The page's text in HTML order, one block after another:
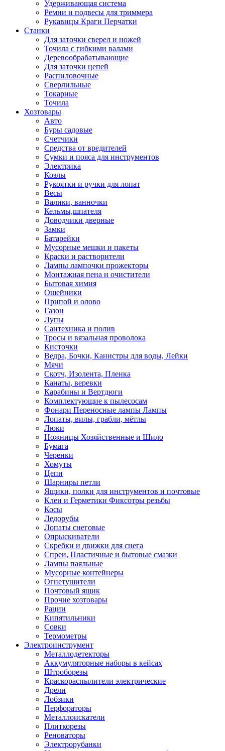
Удерживающая система
Ремни и подвесы для триммера
Рукавицы Краги Перчатки
Станки
Для заточки сверел и ножей
Точила с гибкими валами
Деревообрабатывающие
Для заточки цепей
Распиловочные
Сверлильные
Токарные
Точила
Хозтовары
Авто
Буры садовые
Счетчики
Средства от вредителей
Сумки и пояса для инструментов
Электрика
Козлы
Рукоятки и ручки для лопат
Весы
Валики, ванночки
Кельмы,шпателя
Доводчики дверные
Замки
Батарейки
Мусорные мешки и пакеты
Краски и растворители
Лампы лампочки прожекторы
Монтажная пена и очистители
Бытовая химия
Ошейники
Припой и олово
Газон
Лупы
Сантехника и полив
Тросы и вязальная проволока
Кисточки
Ведра, Бочки, Канистры для воды, Лейки
Мячи
Скотч, Изолента, Пленка
Канаты, веревки
Карабины и Вертдюги
Комплектующие к пылесосам
Фонари Переносные лампы Лампы
Лопаты, вилы, грабли, мётлы
Люки
Ножницы Хозяйственные и Шило
Бумага
Черенки
Хомуты
Цепи
Шарниры петли
Ящики, полки для инструментов и почтовые
Клеи и Герметики Фиксотры резьбы
Косы
Ледорубы
Лопаты снеговые
Опрыскиватели
Скребки и движки для снега
Спреи, Пластичные и бытовые смазки
Лампы паяльные
Мусорные контейнеры
Огнетушители
Почтовый ящик
Прочие хозтовары
Рации
Кипятильники
Совки
Термометры
Электроинструмент
Металлодетекторы
Аккумуляторные наборы в кейсах
Штроборезы
Краскораспылители электрические
Дрели
Лобзики
Перфораторы
Металлоискатели
Плиткорезы
Реноваторы
Электрорубанки